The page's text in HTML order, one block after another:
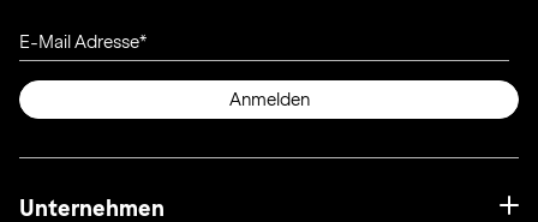
E-Mail Adresse
Anmelden
Unternehmen